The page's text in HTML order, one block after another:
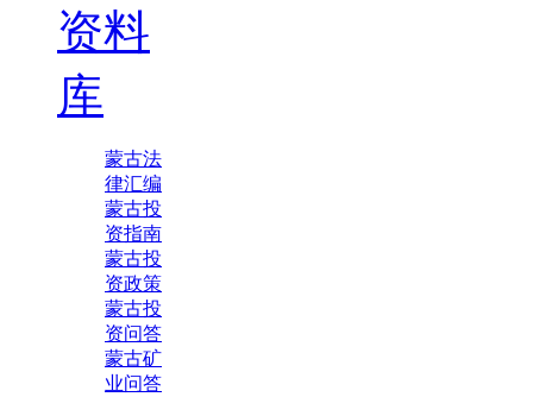
资料
库
蒙古法
律汇编
蒙古投
资指南
蒙古投
资政策
蒙古投
资问答
蒙古矿
业问答